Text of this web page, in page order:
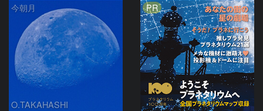
今朝月
O.TAKAHASHI
PR